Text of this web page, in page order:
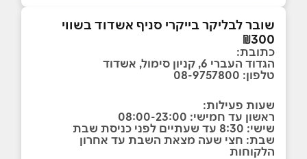
שובר לבליקר בייקרי סניף אשדוד בשווי
₪300
כתובת:
הגדוד העברי 6, קניון סימול, אשדוד
טלפון: 08-9757800
שעות פעילות:
ראשון עד חמישי: 08:00-23:00
שישי: 8:30 עד שעתיים לפני כניסת שבת
שבת: חצי שעה מצאת השבת עד אחרון
הלקוחות